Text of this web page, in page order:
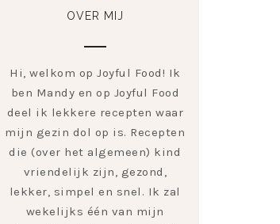
OVER MIJ
Hi, welkom op Joyful Food! Ik
ben Mandy en op Joyful Food
deel ik lekkere recepten waar
mijn gezin dol op is. Recepten
die (over het algemeen) kind
vriendelijk zijn, gezond,
lekker, simpel en snel. Ik zal
wekelijks één van mijn